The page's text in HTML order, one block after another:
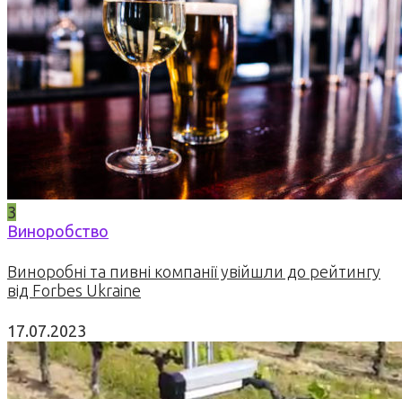
3
Виноробство
Виноробні та пивні компанії увійшли до рейтингу
від Forbes Ukraine
17.07.2023